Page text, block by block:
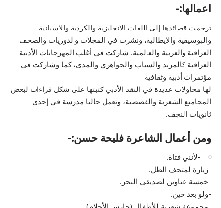
اعمالها:-
ترجمت قصائدها إلى اللغات الانجليزية والكردية والاسبانية
والبوسيفية والايطالية، ونشرت في المجلات والدوريات والصحف
العراقية والعربية والعالمية. شاركت في أغلب المهرجانات الأدبية
العراقية كالمربد والسياب والجواهري والمدى، كما وشاركت في
مؤتمرات أدبية وثقافية
لها محاولات عديدة في النقد الأدبي كتبتها على شكل قراءات لبعض
المجاميع الشعرية والقصصية، وتعمل حاليا مدرسة في إحدى
ثانويات النجف.
ومن أعمال الشاعرة فليحة حسن:-
-لأنني فتاة.
-زيارة لمتحف الظل.
-خمسة عناوين لصديقي البحر.
-ولو بعد حين.